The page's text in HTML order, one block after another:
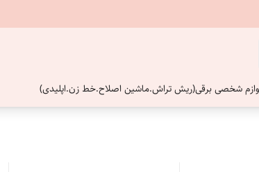
شخصی برقی(ریش تراش.ماشین اصلاح.خط زن.اپلیدی)